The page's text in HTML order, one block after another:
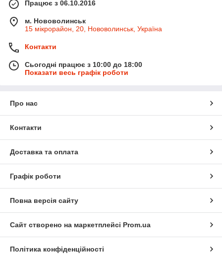
Працює з 06.10.2016
м. Нововолинськ
15 мікрорайон, 20, Нововолинськ, Україна
Контакти
Сьогодні працює з 10:00 до 18:00
Показати весь графік роботи
Про нас
Контакти
Доставка та оплата
Графік роботи
Повна версія сайту
Сайт створено на маркетплейсі Prom.ua
Політика конфіденційності